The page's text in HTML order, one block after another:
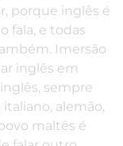
porque inglês é
fala, e todas
Imersão
inglês em
sempre
alemão,
maltês é